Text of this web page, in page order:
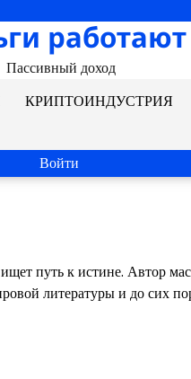
работают
Пассивный доход
КРИПТОИНДУСТРИЯ
Войти
путь к истине. Автор
литературы и до сих